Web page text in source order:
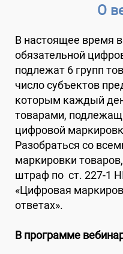
О
В настоящее время
обязательной
подлежат 6 групп
число субъектов
которым каждый
товарами,
цифровой
Разобраться со
маркировки
штраф по ст. 227-1
«Цифровая
ответах».
В программе